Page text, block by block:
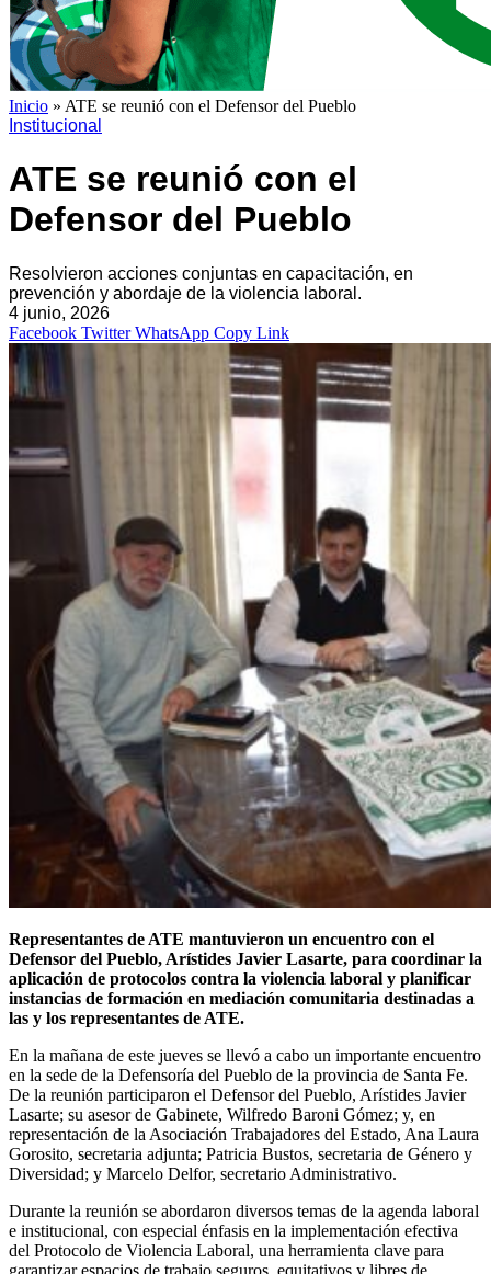
Inicio » ATE se reunió con el Defensor del Pueblo
Institucional
ATE se reunió con el
Defensor del Pueblo
Resolvieron acciones conjuntas en capacitación, en
prevención y abordaje de la violencia laboral.
4 junio, 2026
Facebook Twitter WhatsApp Copy Link
Representantes de ATE mantuvieron un encuentro con el
Defensor del Pueblo, Arístides Javier Lasarte, para coordinar la
aplicación de protocolos contra la violencia laboral y planificar
instancias de formación en mediación comunitaria destinadas a
las y los representantes de ATE.
En la mañana de este jueves se llevó a cabo un importante encuentro
en la sede de la Defensoría del Pueblo de la provincia de Santa Fe.
De la reunión participaron el Defensor del Pueblo, Arístides Javier
Lasarte; su asesor de Gabinete, Wilfredo Baroni Gómez; y, en
representación de la Asociación Trabajadores del Estado, Ana Laura
Gorosito, secretaria adjunta; Patricia Bustos, secretaria de Género y
Diversidad; y Marcelo Delfor, secretario Administrativo.
Durante la reunión se abordaron diversos temas de la agenda laboral
e institucional, con especial énfasis en la implementación efectiva
del Protocolo de Violencia Laboral, una herramienta clave para
garantizar espacios de trabajo seguros, equitativos y libres de